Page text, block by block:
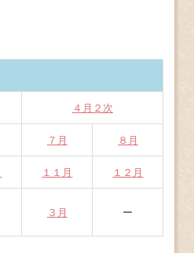
４月２次
７月 ８月
１１月 １２月
３月 ー